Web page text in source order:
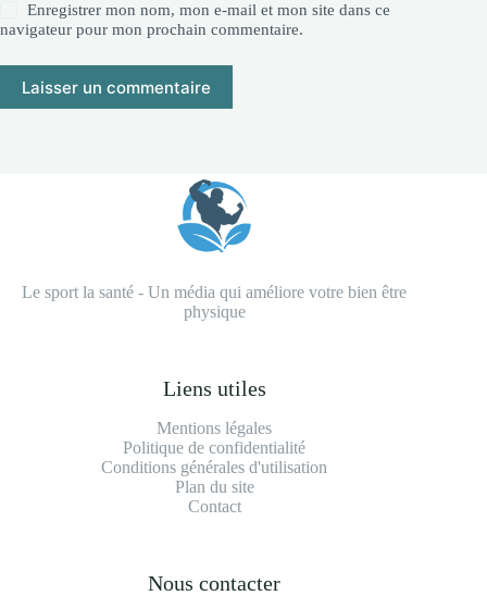
Enregistrer mon nom, mon e-mail et mon site dans ce
navigateur pour mon prochain commentaire.
Laisser un commentaire
Le sport la santé - Un média qui améliore votre bien être
physique
Liens utiles
Mentions légales
Politique de confidentialité
Conditions générales d'utilisation
Plan du site
Contact
Nous contacter